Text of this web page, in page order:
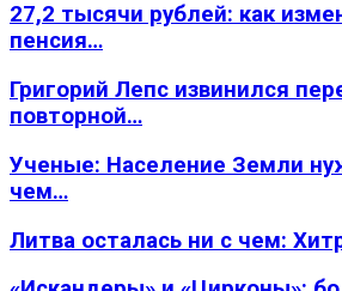
27,2 тысячи рублей: как
пенсия…
Григорий Лепс извинился
повторной…
Ученые: Население Земли
чем…
Литва осталась ни с чем: